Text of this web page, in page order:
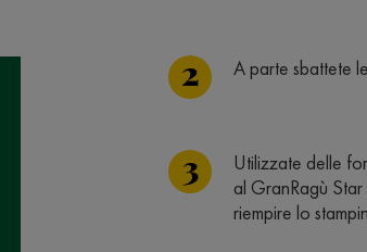
A parte sbattete
Utilizzate delle
al GranRagù
riempire lo